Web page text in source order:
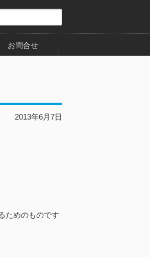
お問合せ
2013年6月7日
ためのものです